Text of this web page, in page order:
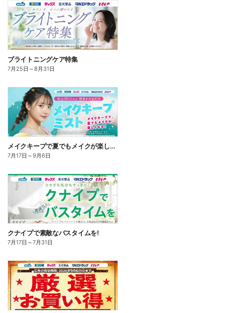
ブライトニングケア特集
7月25日 ～8月31日
メイクキープで夏でもメイクが楽しくなる!
7月17日 ～9月6日
クナイプで素敵なバスタイムを!
7月17日 ～7月31日